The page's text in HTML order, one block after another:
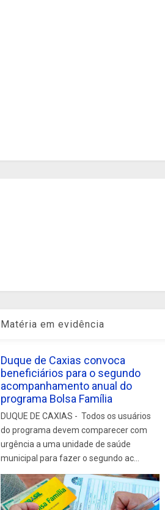
Matéria em evidência
Duque de Caxias convoca
beneficiários para o segundo
acompanhamento anual do
programa Bolsa Família
DUQUE DE CAXIAS - Todos os usuários
do programa devem comparecer com
urgência a uma unidade de saúde
municipal para fazer o segundo ac...